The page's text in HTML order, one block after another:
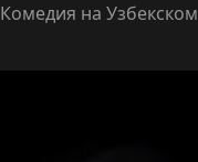
Комедия на Узбекском